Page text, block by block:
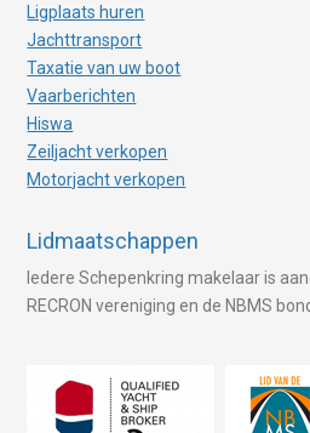
Ligplaats huren
Jachttransport
Taxatie van uw boot
Vaarberichten
Hiswa
Zeiljacht verkopen
Motorjacht verkopen
Lidmaatschappen
Iedere Schepenkring makelaar is
RECRON vereniging en de NBMS